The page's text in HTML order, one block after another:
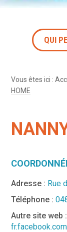
QUI
Vous êtes ici :
HOME
Adresse : Rue
Téléphone :
Autre site web :